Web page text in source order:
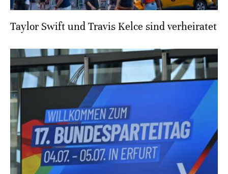
Taylor Swift und Travis Kelce sind verheiratet